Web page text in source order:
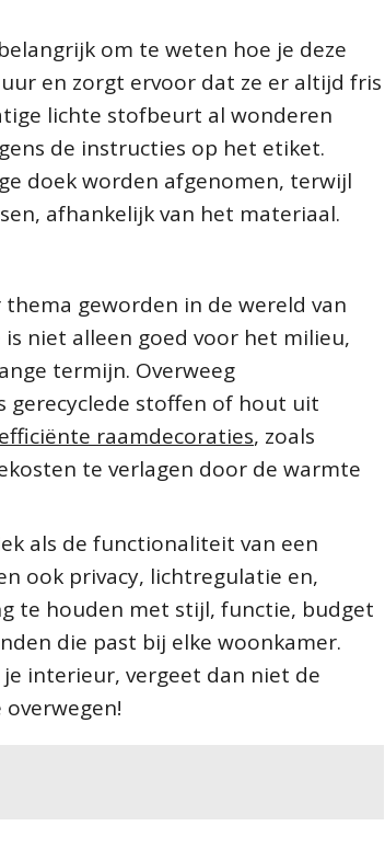
om te weten hoe je deze
en zorgt ervoor dat ze er altijd fris
lichte stofbeurt al wonderen
de instructies op het etiket.
doek worden afgenomen, terwijl
afhankelijk van het materiaal.
geworden in de wereld van
niet alleen goed voor het milieu,
termijn. Overweeg
gerecyclede stoffen of hout uit
raamdecoraties, zoals
te verlagen door de warmte
als de functionaliteit van een
ook privacy, lichtregulatie en,
te houden met stijl, functie, budget
die past bij elke woonkamer.
interieur, vergeet dan niet de